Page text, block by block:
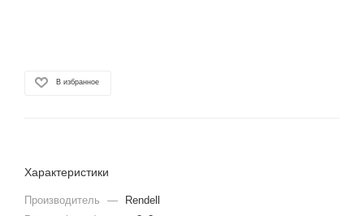
В избранное
Характеристики
Производитель —
Rendell